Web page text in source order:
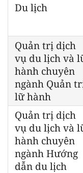
Du lịch
Quản trị dịch
vụ du lịch và
hành chuyên
ngành Quản
lữ hành
Quản trị dịch
vụ du lịch và
hành chuyên
ngành Hướng
dẫn du lịch